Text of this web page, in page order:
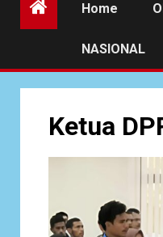
Home
NASIONAL
Ketua